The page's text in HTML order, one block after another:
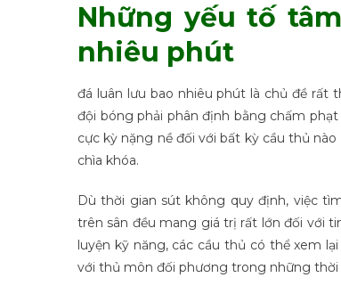
Những yếu tố
nhiêu phút
đá luân lưu bao nhiêu phút là chủ đề rất
đội bóng phải phân định bằng chấm
cực kỳ nặng nề đối với bất kỳ cầu thủ
chìa khóa.
Dù thời gian sút không quy định, việc
trên sân đều mang giá trị rất lớn đối với
luyện kỹ năng, các cầu thủ có thể xem lại
với thủ môn đối phương trong những thời